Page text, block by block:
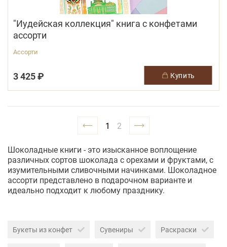
"Иудейская коллекция" книга с конфетами
ассорти
Ассорти
3 425 ₽ купить
1 2
Шоколадные книги - это изысканное воплощение
различных сортов шоколада с орехами и фруктами, с
изумительными сливочными начинками. Шоколадное
ассорти представлено в подарочном варианте и
идеально подходит к любому празднику.
Букеты из конфет Сувениры Раскраски